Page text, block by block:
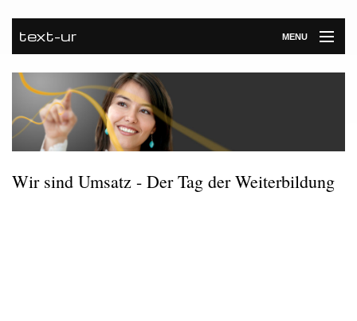
text-ur MENU
Startseite
Leistungen
Unternehmen
Referenzen
Wir sind Umsatz - Der Tag der Weiterbildung